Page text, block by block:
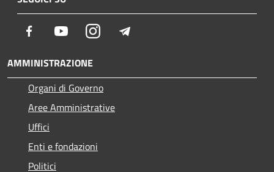
Facebook YoutubeInstagram
AMMINISTRAZIONE
Organi di Governo
Aree Amministrative
Uffici
Enti e fondazioni
Politici